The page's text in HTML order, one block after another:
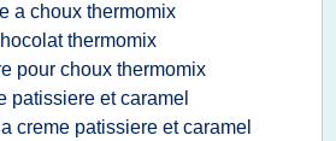
a choux thermomix
thermomix
pour choux thermomix
patissiere et caramel
creme patissiere et caramel